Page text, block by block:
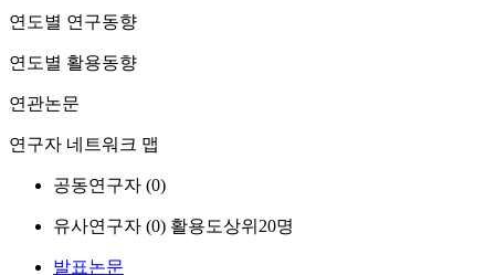
연도별 연구동향
연도별 활용동향
연관논문
연구자 네트워크 맵
공동연구자 (0)
유사연구자 (0) 활용도상위20명
발표논문